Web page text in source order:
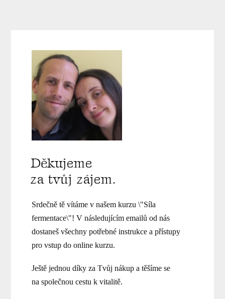
Děkujeme
za tvůj zájem.
Srdečně tě vítáme v našem kurzu \"Síla
fermentace\"! V následujícím emailů od nás
dostaneš všechny potřebné instrukce a přístupy
pro vstup do online kurzu.
Ještě jednou díky za Tvůj nákup a těšíme se
na společnou cestu k vitalitě.